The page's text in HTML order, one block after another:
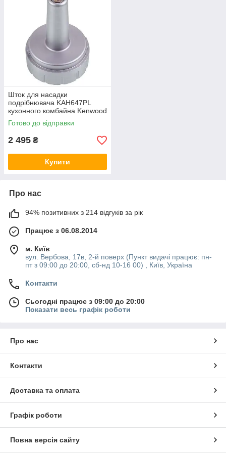
Braun.
Для того щоб придбати якісні штоки для кухонного комбайна,
вам достатньо лише замовити необхідну продукцію на
сторінках сайту GoodParts. Наші консультанти допоможуть
вам з вибором, а також з радістю дадуть відповідь на всі ваші
питання відносно оплати, повернення, а також доставки
товару.
Шток для насадки
подрібнювача KAH647PL
кухонного комбайна Kenwood
KW715664
Готово до відправки
2 495 ₴
Купити
Про нас
94% позитивних з 214 відгуків за рік
Працює з 06.08.2014
м. Київ
вул. Вербова, 17в, 2-й поверх (Пункт видачі працює: пн-
пт з 09:00 до 20:00, сб-нд 10-16 00) , Київ, Україна
Контакти
Сьогодні працює з 09:00 до 20:00
Показати весь графік роботи
Про нас
Контакти
Доставка та оплата
Графік роботи
Повна версія сайту